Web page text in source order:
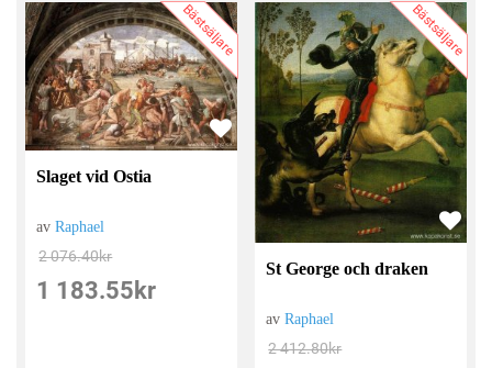
Bästsäljare
Slaget vid Ostia
avRaphael
2 076.40kr
1 183.55 kr
Bästsäljare
St George och draken
avRaphael
2 412.80kr